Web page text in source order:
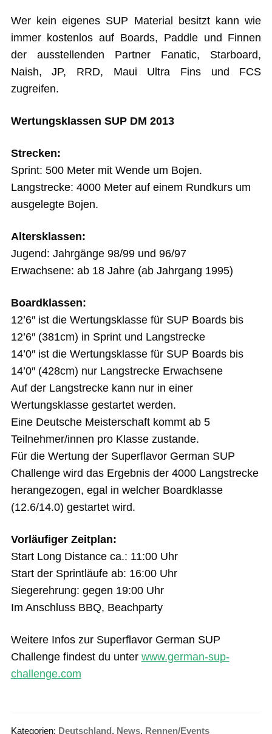
Wer kein eigenes SUP Material besitzt kann wie
immer kostenlos auf Boards, Paddle und Finnen
der ausstellenden Partner Fanatic, Starboard,
Naish, JP, RRD, Maui Ultra Fins und FCS
zugreifen.
Wertungsklassen SUP DM 2013
Strecken:
Sprint: 500 Meter mit Wende um Bojen.
Langstrecke: 4000 Meter auf einem Rundkurs um
ausgelegte Bojen.
Altersklassen:
Jugend: Jahrgänge 98/99 und 96/97
Erwachsene: ab 18 Jahre (ab Jahrgang 1995)
Boardklassen:
12’6″ ist die Wertungsklasse für SUP Boards bis
12’6″ (381cm) in Sprint und Langstrecke
14’0″ ist die Wertungsklasse für SUP Boards bis
14’0″ (428cm) nur Langstrecke Erwachsene
Auf der Langstrecke kann nur in einer
Wertungsklasse gestartet werden.
Eine Deutsche Meisterschaft kommt ab 5
Teilnehmer/innen pro Klasse zustande.
Für die Wertung der Superflavor German SUP
Challenge wird das Ergebnis der 4000 Langstrecke
herangezogen, egal in welcher Boardklasse
(12.6/14.0) gestartet wird.
Vorläufiger Zeitplan:
Start Long Distance ca.: 11:00 Uhr
Start der Sprintläufe ab: 16:00 Uhr
Siegerehrung: gegen 19:00 Uhr
Im Anschluss BBQ, Beachparty
Weitere Infos zur Superflavor German SUP
Challenge findest du unter www.german-sup-
challenge.com
Kategorien: Deutschland, News, Rennen/Events